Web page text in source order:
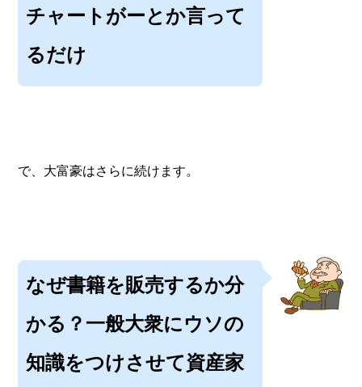
チャートがーとか言って
るだけ
で、大富豪はさらに続けます。
なぜ書籍を販売するか分
かる？一般大衆にウソの
知識をつけさせて資産家